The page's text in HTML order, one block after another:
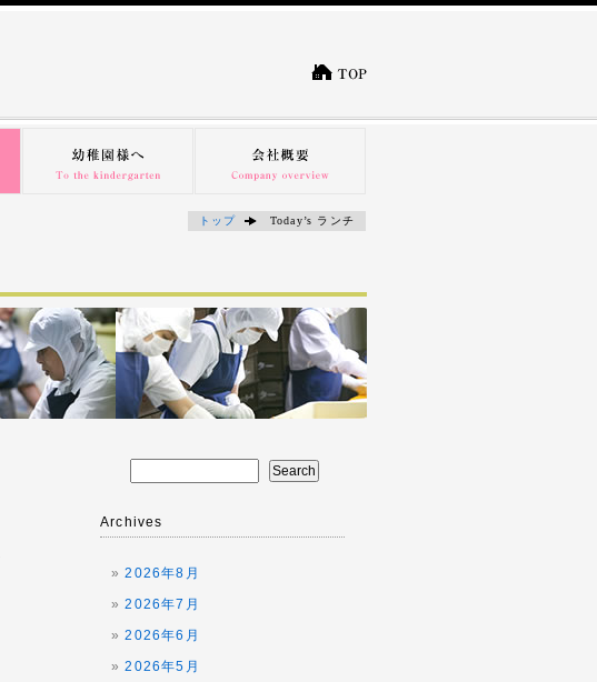
トップ Today’s ランチ
Archives
2026年8月
2026年7月
2026年6月
2026年5月